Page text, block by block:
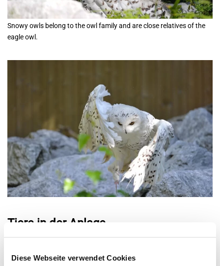
Diese Webseite verwendet Cookies
Snowy owls belong to the owl family and are close relatives of the
eagle owl.
Tiere in der Anlage